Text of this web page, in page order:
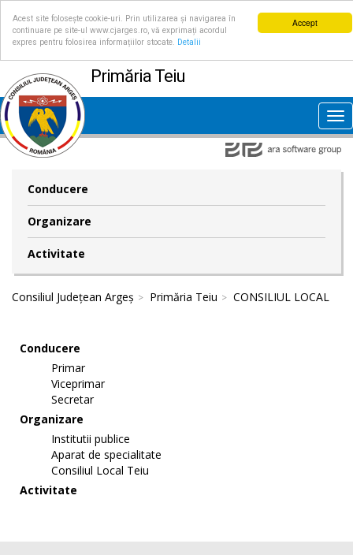
Accept
Acest site folosește cookie-uri. Prin utilizarea și navigarea în
continuare pe site-ul www.cjarges.ro, vă exprimați acordul
expres pentru folosirea informațiilor stocate.
Detalii
Primăria Teiu
Conducere
Organizare
Activitate
Consiliul Județean Argeș Primăria Teiu CONSILIUL LOCAL
Conducere
Primar
Viceprimar
Secretar
Organizare
Institutii publice
Aparat de specialitate
Consiliul Local Teiu
Activitate